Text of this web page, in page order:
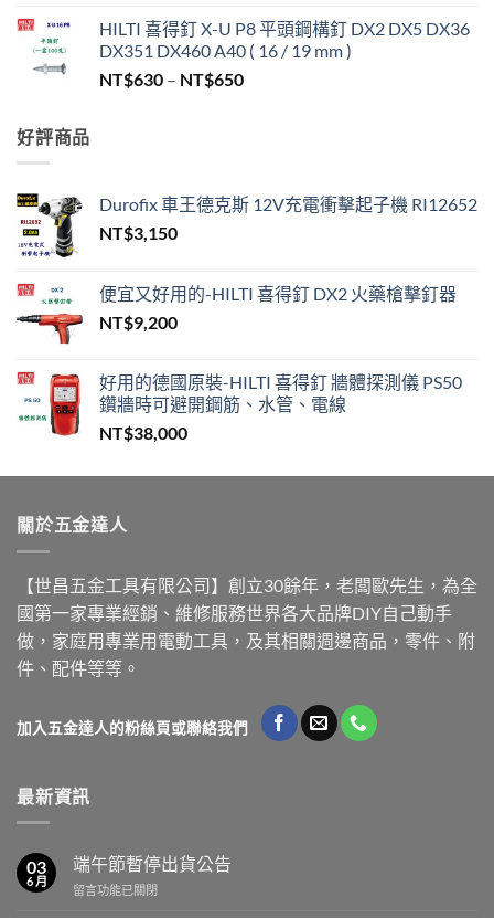
範
圍：
NT$330
HILTI 喜得釘 X-U P8 平頭鋼構釘 DX2 DX5 DX36
DX351 DX460 A40 ( 16 / 19 mm )
NT$630 – NT$650價
到
NT$650
好評商品
Durofix 車王德克斯 12V充電衝擊起子機 RI12652
NT$3,150
便宜又好用的-HILTI 喜得釘 DX2 火藥槍擊釘器
NT$9,200
好用的德國原裝-HILTI 喜得釘 牆體探測儀 PS50
鑽牆時可避開鋼筋、水管、電線
NT$38,000
關於五金達人
【世昌五金工具有限公司】創立30餘年，老闆歐先生，為全
國第一家專業經銷、維修服務世界各大品牌DIY自己動手
做，家庭用專業用電動工具，及其相關週邊商品，零件、附
件、配件等等。
加入五金達人的粉絲頁或聯絡我們
最新資訊
03
6 月
端午節暫停出貨公告
在
留言功能已關閉